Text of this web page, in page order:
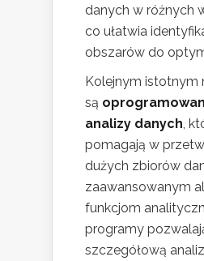
danych w różnych
co ułatwia
obszarów do
Kolejnym istotnym
są
analizy danych,
pomagają w
dużych zbiorów
zaawansowanym
funkcjom
programy
szczegółową